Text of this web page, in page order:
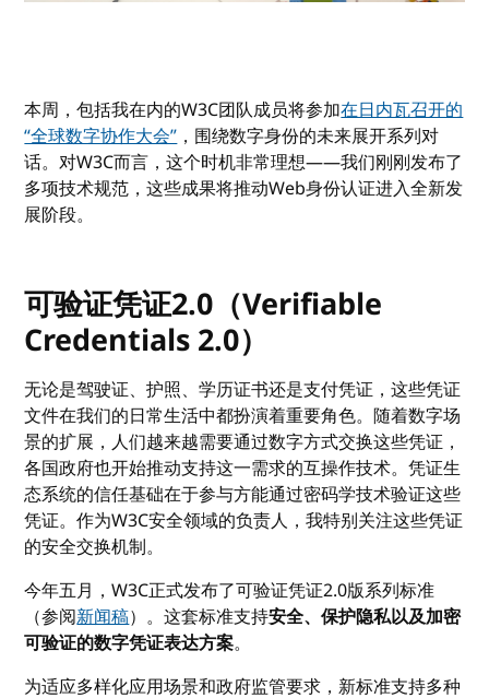
本周，包括我在内的W3C团队成员将参加在日内瓦召开的
“全球数字协作大会”，围绕数字身份的未来展开系列对
话。对W3C而言，这个时机非常理想——我们刚刚发布了
多项技术规范，这些成果将推动Web身份认证进入全新发
展阶段。
可验证凭证2.0（Verifiable
Credentials 2.0）
无论是驾驶证、护照、学历证书还是支付凭证，这些凭证
文件在我们的日常生活中都扮演着重要角色。随着数字场
景的扩展，人们越来越需要通过数字方式交换这些凭证，
各国政府也开始推动支持这一需求的互操作技术。凭证生
态系统的信任基础在于参与方能通过密码学技术验证这些
凭证。作为W3C安全领域的负责人，我特别关注这些凭证
的安全交换机制。
今年五月，W3C正式发布了可验证凭证2.0版系列标准
（参阅新闻稿）。这套标准支持安全、保护隐私以及加密
可验证的数字凭证表达方案。
为适应多样化应用场景和政府监管要求，新标准支持多种